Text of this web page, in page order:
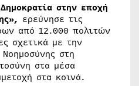
στην εποχή
ερεύνησε τις
από 12.000 πολιτών
σχετικά με την
στη
στα μέσα
στα κοινά.